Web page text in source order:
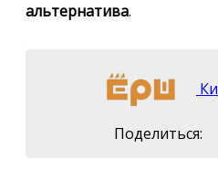
альтернатива.
Поделиться: